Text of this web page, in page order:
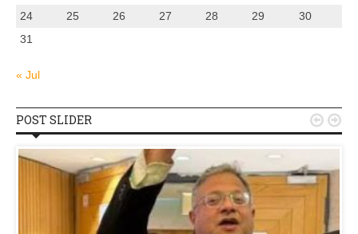
24
25 26 27 28 29
30
31
« Jul
POST SLIDER  